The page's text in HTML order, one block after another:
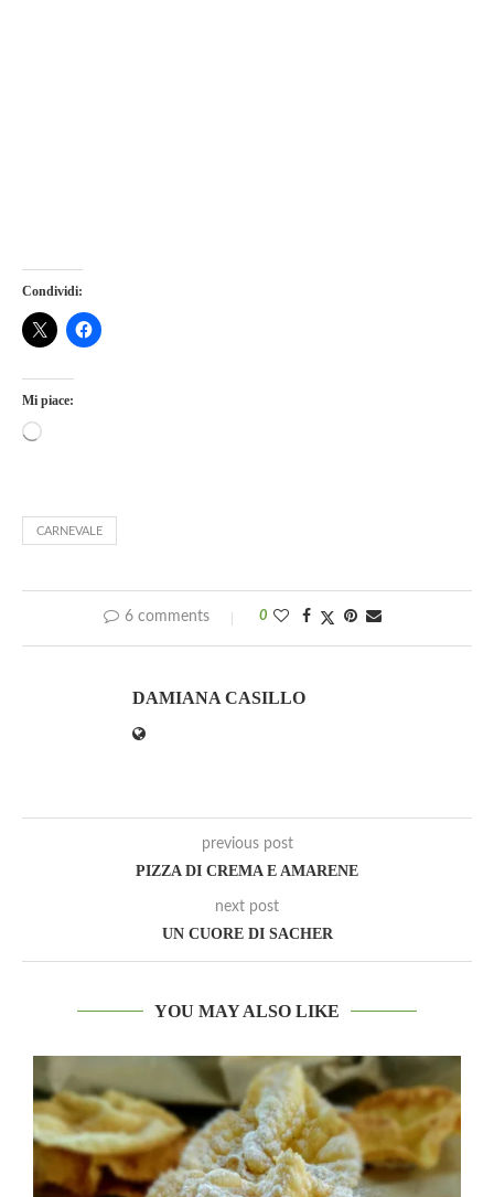
Condividi:
Mi piace:
CARNEVALE
6 comments 0
DAMIANA CASILLO
previous post
PIZZA DI CREMA E AMARENE
next post
UN CUORE DI SACHER
YOU MAY ALSO LIKE